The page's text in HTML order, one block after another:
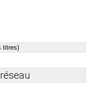
titres)